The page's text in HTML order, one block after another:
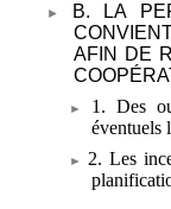
B. LA
AFIN DE
1. Des
éventuels
2. Les